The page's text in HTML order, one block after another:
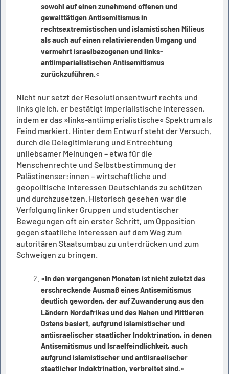
sowohl auf einen zunehmend offenen und
gewalttätigen Antisemitismus in
rechtsextremistischen und islamistischen Milieus
als auch auf einen relativierenden Umgang und
vermehrt israelbezogenen und links-
antiimperialistischen Antisemitismus
zurückzuführen. «
Nicht nur setzt der Resolutionsentwurf rechts und
links gleich, er bestätigt imperialistische Interessen,
indem er das »links-antiimperialistische« Spektrum als
Feind markiert. Hinter dem Entwurf steht der Versuch,
durch die Delegitimierung und Entrechtung
unliebsamer Meinungen – etwa für die
Menschenrechte und Selbstbestimmung der
Palästinenser:innen – wirtschaftliche und
geopolitische Interessen Deutschlands zu schützen
und durchzusetzen. Historisch gesehen war die
Verfolgung linker Gruppen und studentischer
Bewegungen oft ein erster Schritt, um Opposition
gegen staatliche Interessen auf dem Weg zum
autoritären Staatsumbau zu unterdrücken und zum
Schweigen zu bringen.
»In den vergangenen Monaten ist nicht zuletzt das
erschreckende Ausmaß eines Antisemitismus
deutlich geworden, der auf Zuwanderung aus den
Ländern Nordafrikas und des Nahen und Mittleren
Ostens basiert, aufgrund islamistischer und
antiisraelischer staatlicher Indoktrination, in denen
Antisemitismus und Israelfeindlichkeit, auch
aufgrund islamistischer und antiisraelischer
staatlicher Indoktrination, verbreitet sind. «